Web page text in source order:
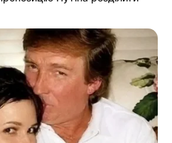
sinoptik.ua